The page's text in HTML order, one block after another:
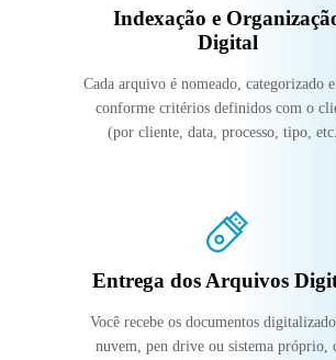
Indexação e
Digital
Cada arquivo é nomeado, categorizado
conforme critérios definidos com o
(por cliente, data, processo, tipo,
Entrega dos Arquivos
Você recebe os documentos
nuvem, pen drive ou sistema próprio,